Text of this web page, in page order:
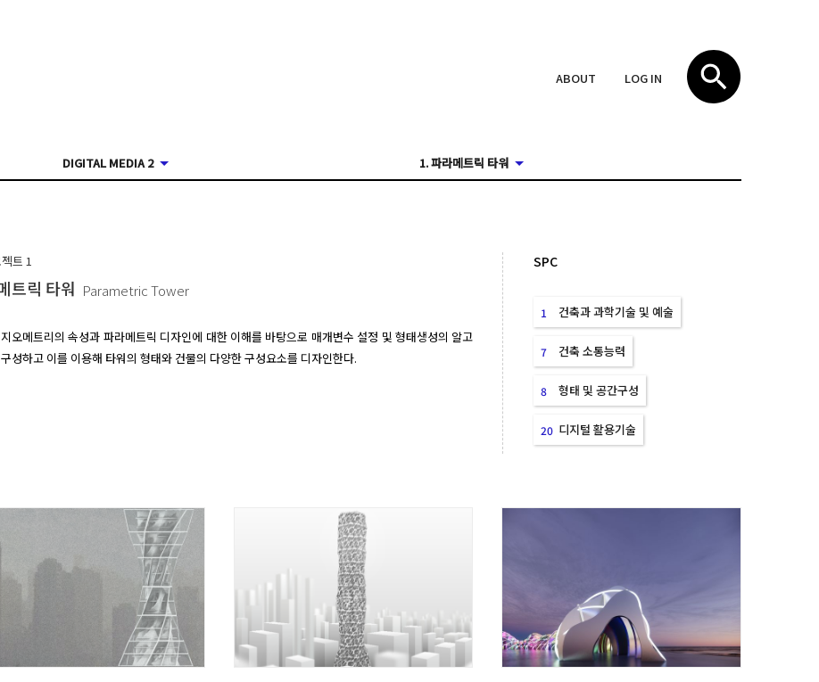
ABOUT LOG IN
DIGITAL MEDIA 2 1. 파라메트릭 타워
트 1
트릭 타워 Parametric Tower
오메트리의 속성과 파라메트릭 디자인에 대한 이해를 바탕으로 매개변수 설정 및 형태생성의 알고
성하고 이를 이용해 타워의 형태와 건물의 다양한 구성요소를 디자인한다.
SPC
1 건축과 과학기술 및 예술
7 건축 소통능력
8 형태 및 공간구성
20 디지털 활용기술